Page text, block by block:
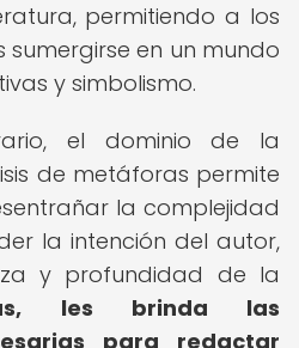
permitiendo a los
en un mundo
y simbolismo.
el dominio de la
de metáforas permite
la complejidad
la intención del autor,
y profundidad de la
les brinda las
para redactar